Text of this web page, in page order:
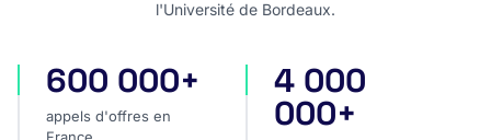
l'Université de Bordeaux.
appels d'offres en France
600 000+
appels d'offres en
appels d'offres
4 000
000+